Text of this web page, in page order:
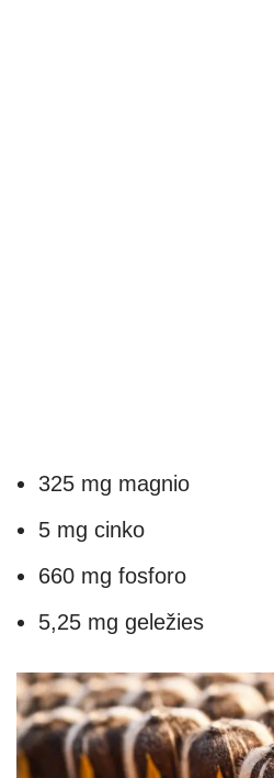
325 mg magnio
5 mg cinko
660 mg fosforo
5,25 mg geležies